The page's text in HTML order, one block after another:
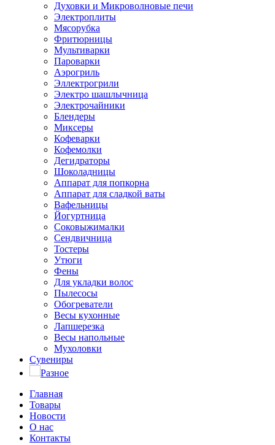
Духовки и Микроволновые печи
Электроплиты
Мясорубка
Фритюрницы
Мультиварки
Пароварки
Аэрогриль
Эллектрогрили
Электро шашлычница
Электрочайники
Блендеры
Миксеры
Кофеварки
Кофемолки
Дегидраторы
Шоколадницы
Аппарат для попкорна
Аппарат для сладкой ваты
Вафельницы
Йогуртница
Соковыжималки
Сендвичница
Тостеры
Утюги
Фены
Для укладки волос
Пылесосы
Обогреватели
Весы кухонные
Лапшерезка
Весы напольные
Мухоловки
Сувениры
Разное
Главная
Товары
Новости
О нас
Контакты